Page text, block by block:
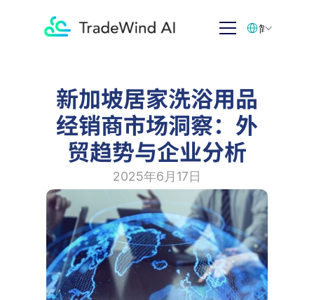
新加坡居家洗浴用品
经销商市场洞察：外
贸趋势与企业分析
2025年6月17日
简体中文